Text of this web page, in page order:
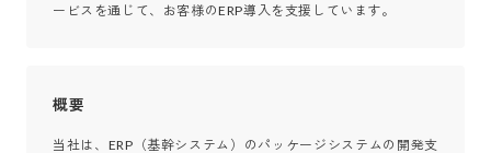
ービスを通じて、お客様のERP導入を支援しています。
概要
当社は、ERP（基幹システム）のパッケージシステムの開発支